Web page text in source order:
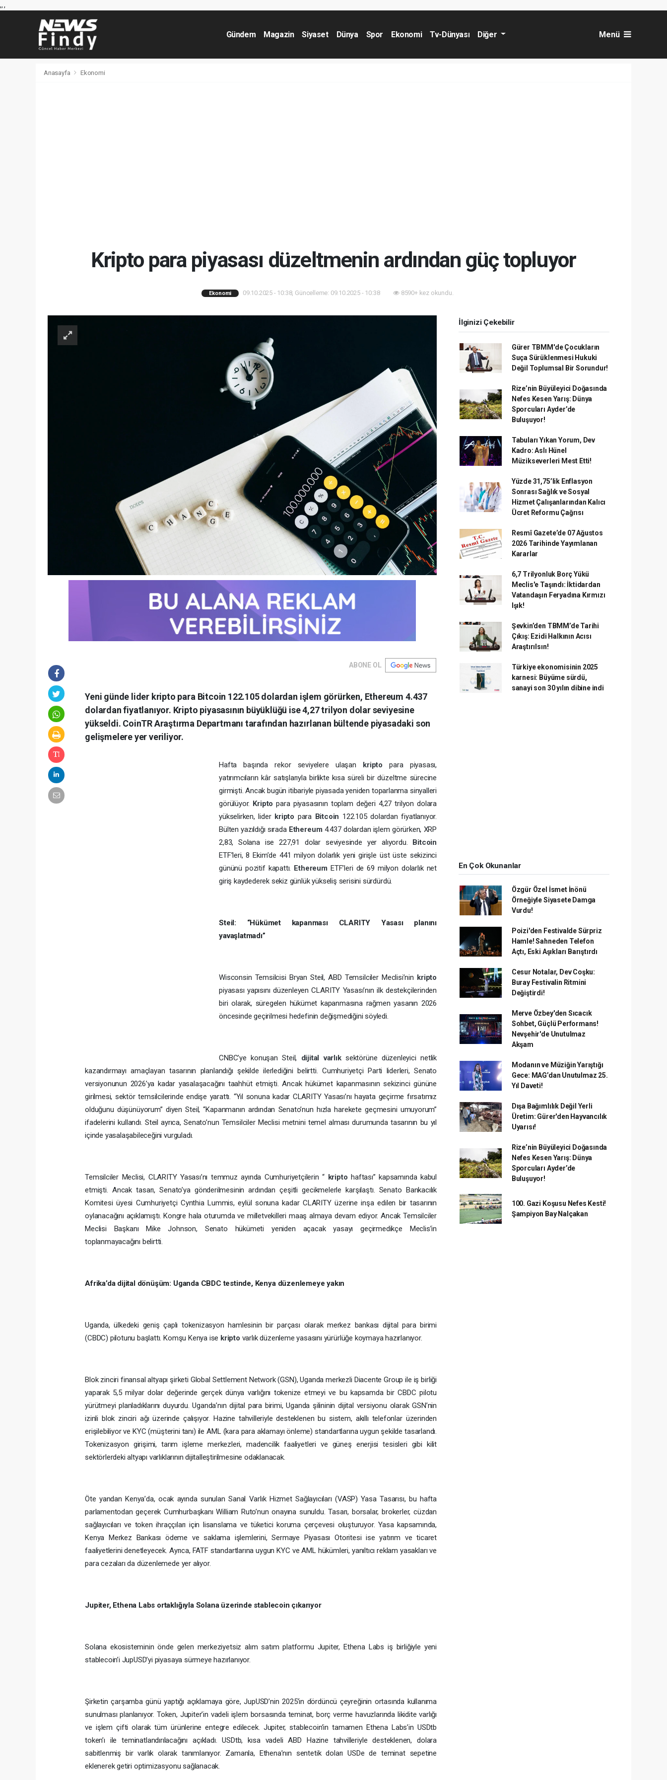
,,,
Gündem Magazin Siyaset Dünya Spor Ekonomi Tv-Dünyası Diğer Menü
Anasayfa Ekonomi
Kripto para piyasası düzeltmenin ardından güç topluyor
Ekonomi 09.10.2025 - 10:38, Güncelleme: 09.10.2025 - 10:38 8590+ kez okundu.
ABONE OL
Yeni günde lider kripto para Bitcoin 122.105 dolardan işlem görürken, Ethereum 4.437
dolardan fiyatlanıyor. Kripto piyasasının büyüklüğü ise 4,27 trilyon dolar seviyesine
yükseldi. CoinTR Araştırma Departmanı tarafından hazırlanan bültende piyasadaki son
gelişmelere yer veriliyor.
Hafta başında rekor seviyelere ulaşan kriptopara piyasası,
yatırımcıların kâr satışlarıyla birlikte kısa süreli bir düzeltme sürecine
girmişti. Ancak bugün itibariyle piyasada yeniden toparlanma sinyalleri
görülüyor. Kriptopara piyasasının toplam değeri 4,27 trilyon dolara
yükselirken, lider kripto para Bitcoin 122.105 dolardan fiyatlanıyor.
Bülten yazıldığı sırada Ethereum 4.437 dolardan işlem görürken, XRP
2,83, Solana ise 227,91 dolar seviyesinde yer alıyordu. Bitcoin
ETF’leri, 8 Ekim’de 441 milyon dolarlık yeni girişle üst üste sekizinci
gününü pozitif kapattı. Ethereum ETF’leri de 69 milyon dolarlık net
giriş kaydederek sekiz günlük yükseliş serisini sürdürdü.
Steil: “Hükümet kapanması CLARITY Yasası planını
yavaşlatmadı”
Wisconsin Temsilcisi Bryan Steil, ABD Temsilciler Meclisi’nin kripto
piyasası yapısını düzenleyen CLARITY Yasası’nın ilk destekçilerinden
biri olarak, süregelen hükümet kapanmasına rağmen yasanın 2026
öncesinde geçirilmesi hedefinin değişmediğini söyledi.
CNBC’ye konuşan Steil, dijital varlıksektörüne düzenleyici netlik
kazandırmayı amaçlayan tasarının planlandığı şekilde ilerlediğini belirtti. Cumhuriyetçi Parti liderleri, Senato
versiyonunun 2026’ya kadar yasalaşacağını taahhüt etmişti. Ancak hükümet kapanmasının sekizinci gününe
girilmesi, sektör temsilcilerinde endişe yarattı. “Yıl sonuna kadar CLARITY Yasası’nı hayata geçirme fırsatımız
olduğunu düşünüyorum” diyen Steil, “Kapanmanın ardından Senato’nun hızla harekete geçmesini umuyorum”
ifadelerini kullandı. Steil ayrıca, Senato’nun Temsilciler Meclisi metnini temel alması durumunda tasarının bu yıl
içinde yasalaşabileceğini vurguladı.
Temsilciler Meclisi, CLARITY Yasası’nı temmuz ayında Cumhuriyetçilerin “ kriptohaftası” kapsamında kabul
etmişti. Ancak tasarı, Senato’ya gönderilmesinin ardından çeşitli gecikmelerle karşılaştı. Senato Bankacılık
Komitesi üyesi Cumhuriyetçi Cynthia Lummis, eylül sonuna kadar CLARITY üzerine inşa edilen bir tasarının
oylanacağını açıklamıştı. Kongre hala oturumda ve milletvekilleri maaş almaya devam ediyor. Ancak Temsilciler
Meclisi Başkanı Mike Johnson, Senato hükümeti yeniden açacak yasayı geçirmedikçe Meclis’in
toplanmayacağını belirtti.
Afrika’da dijital dönüşüm: Uganda CBDC testinde, Kenya düzenlemeye yakın
Uganda, ülkedeki geniş çaplı tokenizasyon hamlesinin bir parçası olarak merkez bankası dijital para birimi
(CBDC) pilotunu başlattı. Komşu Kenya ise kripto varlık düzenleme yasasını yürürlüğe koymaya hazırlanıyor.
Blok zinciri finansal altyapı şirketi Global Settlement Network (GSN), Uganda merkezli Diacente Group ile iş birliği
yaparak 5,5 milyar dolar değerinde gerçek dünya varlığını tokenize etmeyi ve bu kapsamda bir CBDC pilotu
yürütmeyi planladıklarını duyurdu. Uganda’nın dijital para birimi, Uganda şilininin dijital versiyonu olarak GSN’nin
izinli blok zinciri ağı üzerinde çalışıyor. Hazine tahvilleriyle desteklenen bu sistem, akıllı telefonlar üzerinden
erişilebiliyor ve KYC (müşterini tanı) ile AML (kara para aklamayı önleme) standartlarına uygun şekilde tasarlandı.
Tokenizasyon girişimi, tarım işleme merkezleri, madencilik faaliyetleri ve güneş enerjisi tesisleri gibi kilit
sektörlerdeki altyapı varlıklarının dijitalleştirilmesine odaklanacak.
Öte yandan Kenya’da, ocak ayında sunulan Sanal Varlık Hizmet Sağlayıcıları (VASP) Yasa Tasarısı, bu hafta
parlamentodan geçerek Cumhurbaşkanı William Ruto’nun onayına sunuldu. Tasarı, borsalar, brokerler, cüzdan
sağlayıcıları ve token ihraççıları için lisanslama ve tüketici koruma çerçevesi oluşturuyor. Yasa kapsamında,
Kenya Merkez Bankası ödeme ve saklama işlemlerini, Sermaye Piyasası Otoritesi ise yatırım ve ticaret
faaliyetlerini denetleyecek. Ayrıca, FATF standartlarına uygun KYC ve AML hükümleri, yanıltıcı reklam yasakları ve
para cezaları da düzenlemede yer alıyor.
Jupiter, Ethena Labs ortaklığıyla Solana üzerinde stablecoin çıkarıyor
Solana ekosisteminin önde gelen merkeziyetsiz alım satım platformu Jupiter, Ethena Labs iş birliğiyle yeni
stablecoin’i JupUSD’yi piyasaya sürmeye hazırlanıyor.
Şirketin çarşamba günü yaptığı açıklamaya göre, JupUSD’nin 2025’in dördüncü çeyreğinin ortasında kullanıma
sunulması planlanıyor. Token, Jupiter’in vadeli işlem borsasında teminat, borç verme havuzlarında likidite varlığı
ve işlem çifti olarak tüm ürünlerine entegre edilecek. Jupiter, stablecoin’in tamamen Ethena Labs’in USDtb
token’ı ile teminatlandırılacağını açıkladı. USDtb, kısa vadeli ABD Hazine tahvilleriyle desteklenen, dolara
sabitlenmiş bir varlık olarak tanımlanıyor. Zamanla, Ethena’nın sentetik doları USDe de teminat sepetine
eklenerek getiri optimizasyonu sağlanacak.
İlginizi Çekebilir
Gürer TBMM'de Çocukların
Suça Sürüklenmesi Hukuki
Değil Toplumsal Bir Sorundur!
Rize’nin Büyüleyici Doğasında
Nefes Kesen Yarış: Dünya
Sporcuları Ayder’de
Buluşuyor!
Tabuları Yıkan Yorum, Dev
Kadro: Aslı Hünel
Müzikseverleri Mest Etti!
Yüzde 31,75’lik Enflasyon
Sonrası Sağlık ve Sosyal
Hizmet Çalışanlarından Kalıcı
Ücret Reformu Çağrısı
Resmî Gazete’de 07 Ağustos
2026 Tarihinde Yayımlanan
Kararlar
6,7 Trilyonluk Borç Yükü
Meclis'e Taşındı: İktidardan
Vatandaşın Feryadına Kırmızı
Işık!
Şevkin’den TBMM’de Tarihi
Çıkış: Ezidi Halkının Acısı
Araştırılsın!
Türkiye ekonomisinin 2025
karnesi: Büyüme sürdü,
sanayi son 30 yılın dibine indi
En Çok Okunanlar
Özgür Özel İsmet İnönü
Örneğiyle Siyasete Damga
Vurdu!
Poizi'den Festivalde Sürpriz
Hamle! Sahneden Telefon
Açtı, Eski Aşıkları Barıştırdı
Cesur Notalar, Dev Coşku:
Buray Festivalin Ritmini
Değiştirdi!
Merve Özbey'den Sıcacık
Sohbet, Güçlü Performans!
Nevşehir'de Unutulmaz
Akşam
Modanın ve Müziğin Yarıştığı
Gece: MAG’dan Unutulmaz 25.
Yıl Daveti!
Dışa Bağımlılık Değil Yerli
Üretim: Gürer'den Hayvancılık
Uyarısı!
Rize’nin Büyüleyici Doğasında
Nefes Kesen Yarış: Dünya
Sporcuları Ayder’de
Buluşuyor!
100. Gazi Koşusu Nefes Kesti!
Şampiyon Bay Nalçakan